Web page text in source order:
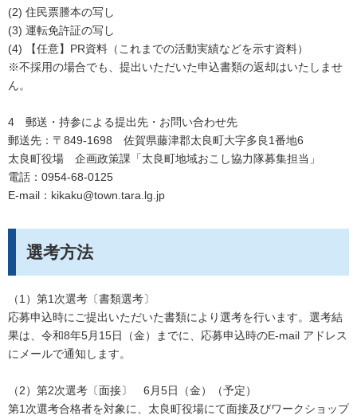
(2) 住民票謄本の写し
(3) 運転免許証の写し
(4) 【任意】PR資料（これまでの活動実績などを示す資料）
※不採用の場合でも、提出いただいた申込書類の返却はいたしませ
ん。
4 郵送・持参による提出先・お問い合わせ先
郵送先：〒849-1698 佐賀県藤津郡太良町大字多良1番地6
太良町役場 企画政策課「太良町地域おこし協力隊募集担当」
電話：0954-68-0125
E-mail：kikaku@town.tara.lg.jp
選考方法
（1）第1次選考〔書類選考〕
応募申込時にご提出いただいた書類により選考を行います。選考結
果は、令和8年5月15日（金）までに、応募申込時のE-mail アドレス
にメールで通知します。
（2）第2次選考〔面接〕 6月5日（金）（予定）
第1次選考合格者を対象に、太良町役場にて面接及びワークショップ